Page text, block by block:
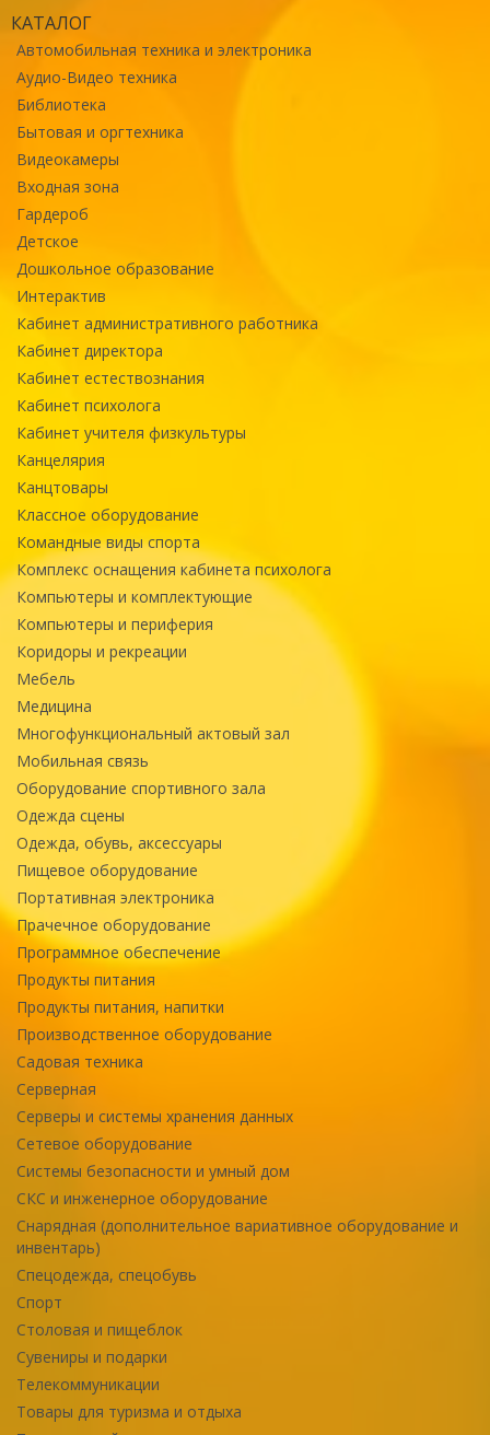
КАТАЛОГ
Автомобильная техника и электроника
Аудио-Видео техника
Библиотека
Бытовая и оргтехника
Видеокамеры
Входная зона
Гардероб
Детское
Дошкольное образование
Интерактив
Кабинет административного работника
Кабинет директора
Кабинет естествознания
Кабинет психолога
Кабинет учителя физкультуры
Канцелярия
Канцтовары
Классное оборудование
Командные виды спорта
Комплекс оснащения кабинета психолога
Компьютеры и комплектующие
Компьютеры и периферия
Коридоры и рекреации
Мебель
Медицина
Многофункциональный актовый зал
Мобильная связь
Оборудование спортивного зала
Одежда сцены
Одежда, обувь, аксессуары
Пищевое оборудование
Портативная электроника
Прачечное оборудование
Программное обеспечение
Продукты питания
Продукты питания, напитки
Производственное оборудование
Садовая техника
Серверная
Серверы и системы хранения данных
Сетевое оборудование
Системы безопасности и умный дом
СКС и инженерное оборудование
Снарядная (дополнительное вариативное оборудование и
инвентарь)
Спецодежда, спецобувь
Спорт
Столовая и пищеблок
Сувениры и подарки
Телекоммуникации
Товары для туризма и отдыха